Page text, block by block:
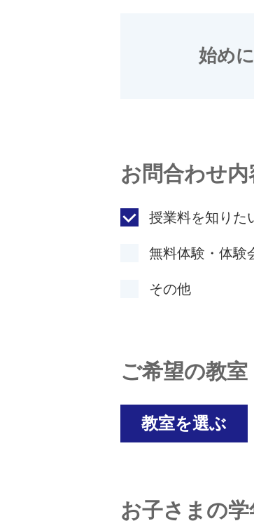
始め
お問合わせ内
授業料を知りた
無料体験・体験
その他
ご希望の教室
教室を選ぶ
お子さまの学